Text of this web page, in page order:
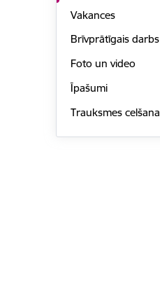
Vakances
Brīvprātīgais darbs
Foto un video
Īpašumi
Trauksmes celšana